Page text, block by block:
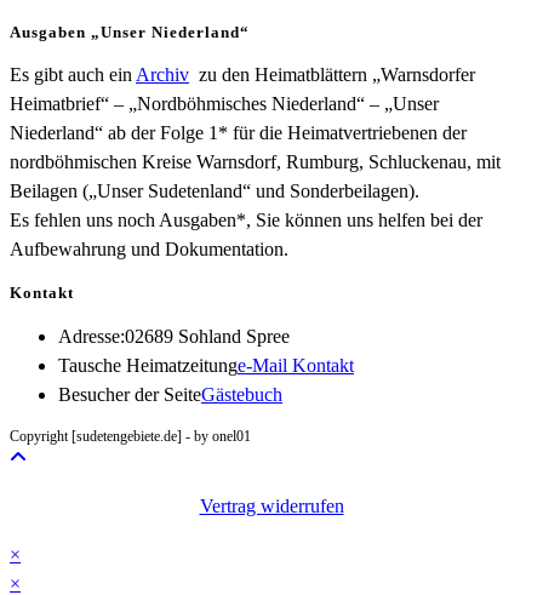
Ausgaben „Unser Niederland“
Es gibt auch ein Archiv zu den Heimatblättern „Warnsdorfer
Heimatbrief“ – „Nordböhmisches Niederland“ – „Unser
Niederland“ ab der Folge 1* für die Heimatvertriebenen der
nordböhmischen Kreise Warnsdorf, Rumburg, Schluckenau, mit
Beilagen („Unser Sudetenland“ und Sonderbeilagen).
Es fehlen uns noch Ausgaben*, Sie können uns helfen bei der
Aufbewahrung und Dokumentation.
Kontakt
Adresse:02689 Sohland Spree
Tausche Heimatzeitunge-Mail KontaktOpens
Besucher der SeiteGästebuch
Copyright [sudetengebiete.de] - by onel01
Vertrag widerrufen
×
×